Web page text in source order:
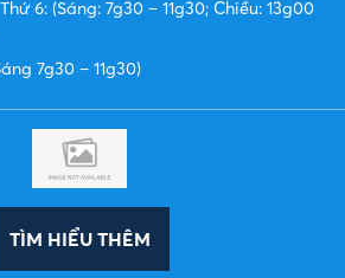
6: (Sáng: 7g30 – 11g30; Chiều: 13g00
7g30 – 11g30)
TÌM HIỂU THÊM